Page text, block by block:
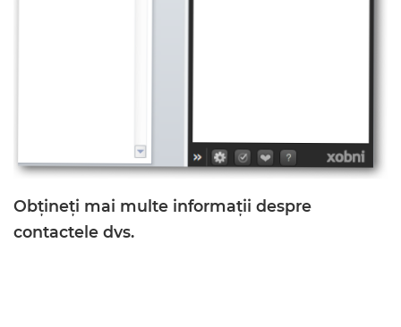
Obțineți mai multe informații despre
contactele dvs.